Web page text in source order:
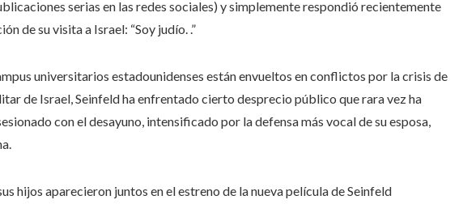
serias en las redes sociales) y simplemente respondió recientemente
de su visita a Israel: “Soy judío. .”
universitarios estadounidenses están envueltos en conflictos por la crisis de
de Israel, Seinfeld ha enfrentado cierto desprecio público que rara vez ha
con el desayuno, intensificado por la defensa más vocal de su esposa,
hijos aparecieron juntos en el estreno de la nueva película de Seinfeld